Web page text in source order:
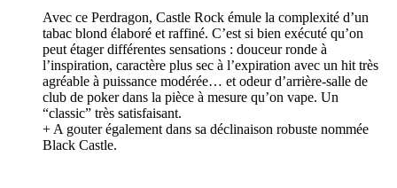
Avec ce Perdragon, Castle Rock émule la complexité d’un
tabac blond élaboré et raffiné. C’est si bien exécuté qu’on
peut étager différentes sensations : douceur ronde à
l’inspiration, caractère plus sec à l’expiration avec un hit très
agréable à puissance modérée… et odeur d’arrière-salle de
club de poker dans la pièce à mesure qu’on vape. Un
“classic” très satisfaisant.
+ A gouter également dans sa déclinaison robuste nommée
Black Castle.